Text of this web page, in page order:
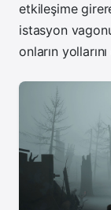
etkileşime
istasyon
onların